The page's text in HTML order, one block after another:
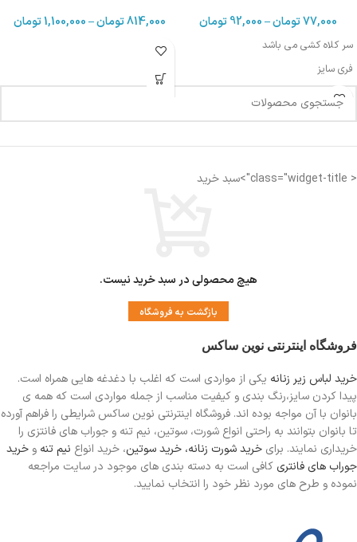
77,000تومان–
92,000 تومان
سر کلاه کشی می باشد
فری سایز
814,000تومان–
1,100,000تومان
< class="widget-title">سبد خرید
هیچ محصولی در سبد خرید نیست.
بازگشت به فروشگاه
فروشگاه اینترنتی نوین ساکس
خرید لباس زیر زنانه یکی از مواردی است که اغلب با دغدغه هایی همراه است.
پیدا کردن سایز،رنگ بندی و کیفیت مناسب از جمله مواردی است که همه ی
بانوان با آن مواجه بوده اند. فروشگاه اینترنتی نوین ساکس شرایطی را فراهم آورده
تا بانوان بتوانند به راحتی انواع شورت، سوتین، نیم تنه و جوراب های فانتزی را
خریداری نمایند. برای خرید شورت زنانه، خرید سوتین، خرید انواع نیم تنه و خرید
جوراب های فانتری کافی است به دسته بندی های موجود در سایت مراجعه
نموده و طرح های مورد نظر خود را انتخاب نمایید.